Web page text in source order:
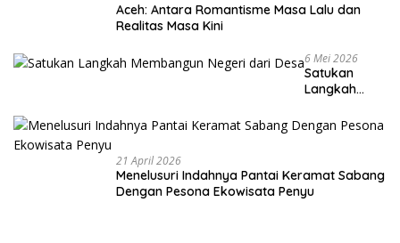
Aceh: Antara Romantisme Masa Lalu dan
Realitas Masa Kini
6 Mei 2026
Satukan
Langkah
Negeri dari
Desa
21 April 2026
Menelusuri Indahnya Pantai Keramat Sabang
Dengan Pesona Ekowisata Penyu